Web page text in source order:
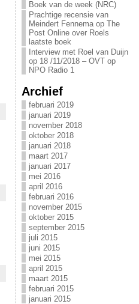
Boek van de week (NRC)
Prachtige recensie van
Meindert Fennema op The
Post Online over Roels
laatste boek
Interview met Roel van Duijn
op 18 /11/2018 – OVT op
NPO Radio 1
Archief
februari 2019
januari 2019
november 2018
oktober 2018
januari 2018
maart 2017
januari 2017
mei 2016
april 2016
februari 2016
november 2015
oktober 2015
september 2015
juli 2015
juni 2015
mei 2015
april 2015
maart 2015
februari 2015
januari 2015